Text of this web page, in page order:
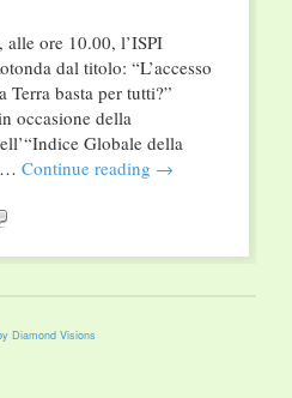
alle ore 10.00, l’ISPI
dal titolo: “L’accesso
basta per tutti?”
occasione della
Globale della
… Continue reading →
Diamond Visions